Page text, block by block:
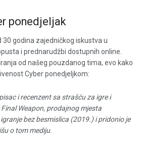
​​ponedjeljak
30 godina zajedničkog iskustva u
i prednarudžbi dostupnih online.
od našeg pouzdanog tima, evo kako
Cyber ​​ponedjeljkom:
i recenzent sa strašću za igre i
Weapon, prodajnog mjesta
bez besmislica (2019.) i pridonio je
o tom mediju.